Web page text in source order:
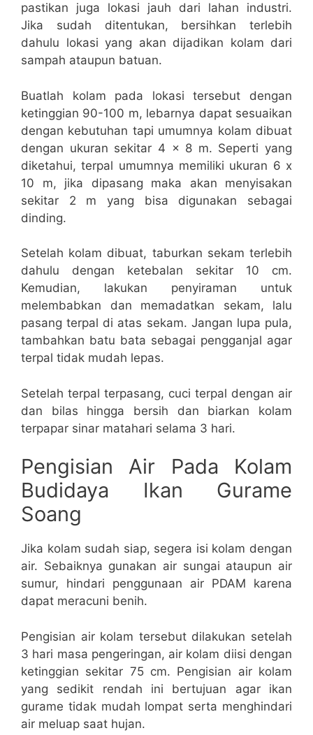
pastikan juga lokasi jauh dari lahan industri.
Jika sudah ditentukan, bersihkan terlebih
dahulu lokasi yang akan dijadikan kolam dari
sampah ataupun batuan.
Buatlah kolam pada lokasi tersebut dengan
ketinggian 90-100 m, lebarnya dapat sesuaikan
dengan kebutuhan tapi umumnya kolam dibuat
dengan ukuran sekitar 4 x 8 m. Seperti yang
diketahui, terpal umumnya memiliki ukuran 6 x
10 m, jika dipasang maka akan menyisakan
sekitar 2 m yang bisa digunakan sebagai
dinding.
Setelah kolam dibuat, taburkan sekam terlebih
dahulu dengan ketebalan sekitar 10 cm.
Kemudian, lakukan penyiraman untuk
melembabkan dan memadatkan sekam, lalu
pasang terpal di atas sekam. Jangan lupa pula,
tambahkan batu bata sebagai pengganjal agar
terpal tidak mudah lepas.
Setelah terpal terpasang, cuci terpal dengan air
dan bilas hingga bersih dan biarkan kolam
terpapar sinar matahari selama 3 hari.
Pengisian Air Pada Kolam
Budidaya Ikan Gurame
Soang
Jika kolam sudah siap, segera isi kolam dengan
air. Sebaiknya gunakan air sungai ataupun air
sumur, hindari penggunaan air PDAM karena
dapat meracuni benih.
Pengisian air kolam tersebut dilakukan setelah
3 hari masa pengeringan, air kolam diisi dengan
ketinggian sekitar 75 cm. Pengisian air kolam
yang sedikit rendah ini bertujuan agar ikan
gurame tidak mudah lompat serta menghindari
air meluap saat hujan.